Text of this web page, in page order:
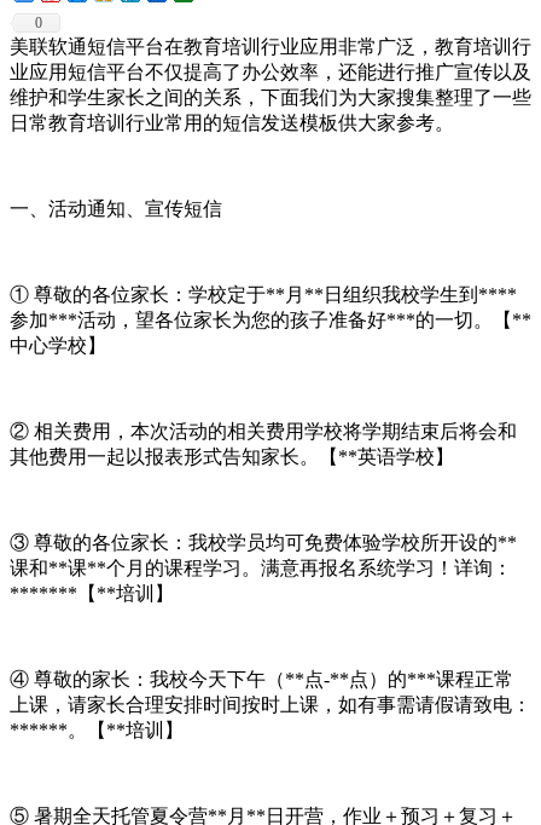
0
美联软通短信平台在教育培训行业应用非常广泛，教育培训行
业应用短信平台不仅提高了办公效率，还能进行推广宣传以及
维护和学生家长之间的关系，下面我们为大家搜集整理了一些
日常教育培训行业常用的短信发送模板供大家参考。
一、活动通知、宣传短信
① 尊敬的各位家长：学校定于**月**日组织我校学生到****
参加***活动，望各位家长为您的孩子准备好***的一切。【**
中心学校】
② 相关费用，本次活动的相关费用学校将学期结束后将会和
其他费用一起以报表形式告知家长。【**英语学校】
③ 尊敬的各位家长：我校学员均可免费体验学校所开设的**
课和**课**个月的课程学习。满意再报名系统学习！详询：
*******【**培训】
④ 尊敬的家长：我校今天下午（**点-**点）的***课程正常
上课，请家长合理安排时间按时上课，如有事需请假请致电：
******。【**培训】
⑤ 暑期全天托管夏令营**月**日开营，作业＋预习＋复习＋